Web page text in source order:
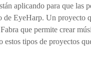
aplicando para que las
de EyeHarp. Un proyecto
que permite crear
tipos de proyectos